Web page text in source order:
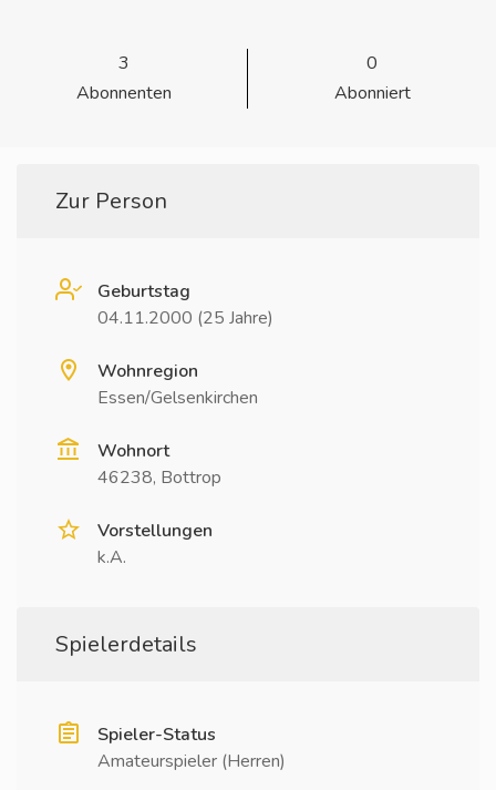
3
Abonnenten
0
Abonniert
Zur Person
Geburtstag
04.11.2000 (25 Jahre)
Wohnregion
Essen/Gelsenkirchen
Wohnort
46238, Bottrop
Vorstellungen
k.A.
Spielerdetails
Spieler-Status
Amateurspieler (Herren)